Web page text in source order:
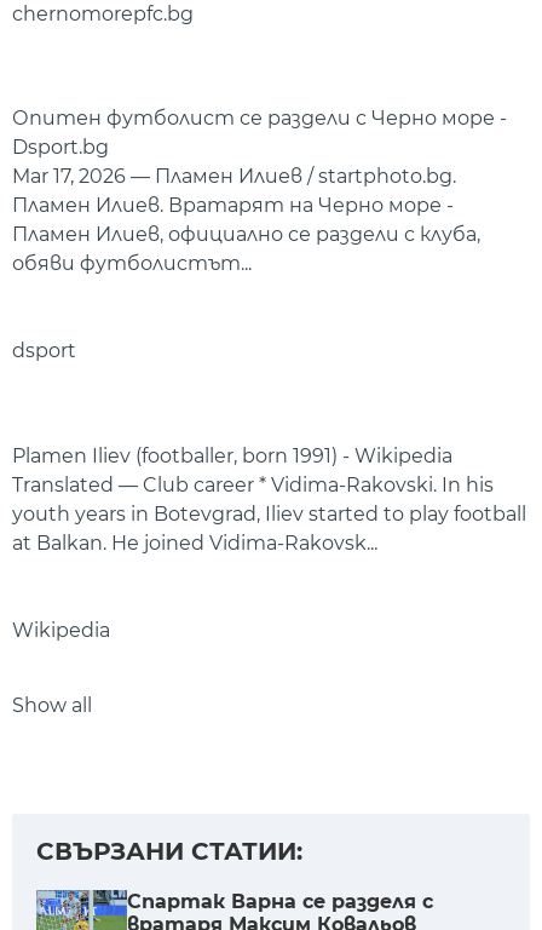
chernomorepfc.bg
Опитен футболист се раздели с Черно море -
Dsport.bg
Mar 17, 2026 — Пламен Илиев / startphoto.bg.
Пламен Илиев. Вратарят на Черно море -
Пламен Илиев, официално се раздели с клуба,
обяви футболистът...
dsport
Plamen Iliev (footballer, born 1991) - Wikipedia
Translated — Club career * Vidima-Rakovski. In his
youth years in Botevgrad, Iliev started to play football
at Balkan. He joined Vidima-Rakovsk...
Wikipedia
Show all
СВЪРЗАНИ СТАТИИ:
Спартак Варна се разделя с
вратаря Максим Ковальов